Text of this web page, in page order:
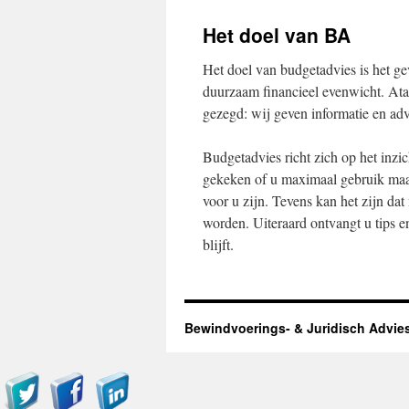
Het doel van BA
Het doel van budgetadvies is het
duurzaam financieel evenwicht.
gezegd: wij geven informatie en
Budgetadvies richt zich op het
gekeken of u maximaal gebruik
voor u zijn. Tevens kan het zijn
worden. Uiteraard ontvangt u tips
blijft.
Bewindvoerings- & Juridisch